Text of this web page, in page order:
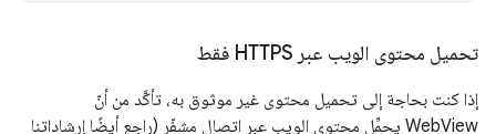
تحميل محتوى الويب عبر HTTPS فقط
إذا كنت بحاجة إلى تحميل محتوى غير موثوق به، تأكَّد من أنّ
WebView يحمِّل محتوى الويب عبر اتصال مشفّر (راجِع أيضًا إرشاداتنا